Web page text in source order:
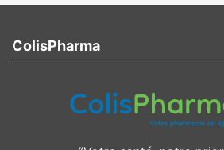
ColisPharma